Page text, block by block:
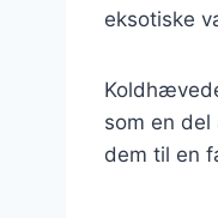
eksotiske
som en
dem til en